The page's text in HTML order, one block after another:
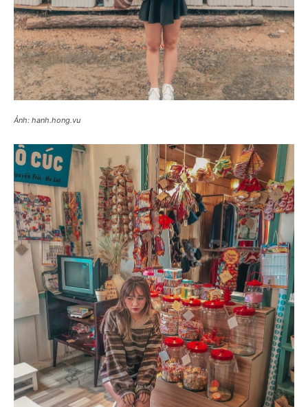
Ảnh: hanh.hong.vu